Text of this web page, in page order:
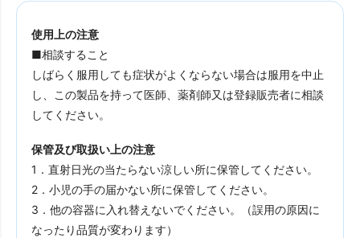
使用上の注意
■相談すること
しばらく服用しても症状がよくならない場合は服用を中止
し、この製品を持って医師、薬剤師又は登録販売者に相談
してください。
保管及び取扱い上の注意
1．直射日光の当たらない涼しい所に保管してください。
2．小児の手の届かない所に保管してください。
3．他の容器に入れ替えないでください。（誤用の原因に
なったり品質が変わります）